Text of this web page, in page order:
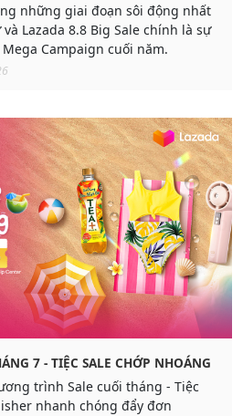
những giai đoạn sôi động nhất
Lazada 8.8 Big Sale chính là sự
Campaign cuối năm.
7 - TIỆC SALE CHỚP NHOÁNG
trình Sale cuối tháng - Tiệc
nhanh chóng đẩy đơn